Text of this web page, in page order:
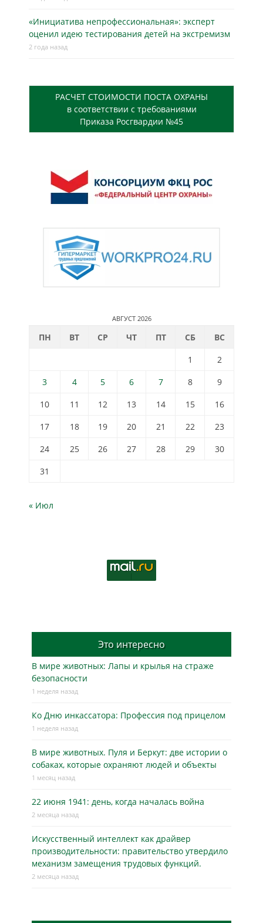
«Инициатива непрофессиональная»: эксперт
оценил идею тестирования детей на экстремизм
2 года назад
РАСЧЕТ СТОИМОСТИ ПОСТА ОХРАНЫ
в соответствии с требованиями
Приказа Росгвардии №45
АВГУСТ 2026
ПН ВТ СР ЧТ ПТ СБ
ВС
1
2
3
4 5 6 7 8
9
10
11 12 13 14 15
16
17
18 19 20 21 22
23
24
25 26 27 28 29
30
31
« Июл
Это интересно
В мире животных: Лапы и крылья на страже
безопасности
1 неделя назад
Ко Дню инкассатора: Профессия под прицелом
1 неделя назад
В мире животных. Пуля и Беркут: две истории о
собаках, которые охраняют людей и объекты
1 месяц назад
22 июня 1941: день, когда началась война
2 месяца назад
Искусственный интеллект как драйвер
производительности: правительство утвердило
механизм замещения трудовых функций.
2 месяца назад